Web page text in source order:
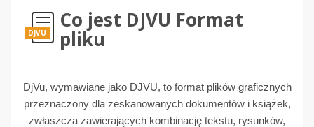
DJVU
Co jest DJVU Format
pliku
DjVu, wymawiane jako DJVU, to format plików graficznych
przeznaczony dla zeskanowanych dokumentów i książek,
zwłaszcza zawierających kombinację tekstu, rysunków,